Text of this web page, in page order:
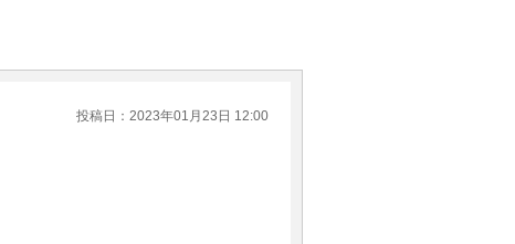
投稿日：2023年01月23日 12:00